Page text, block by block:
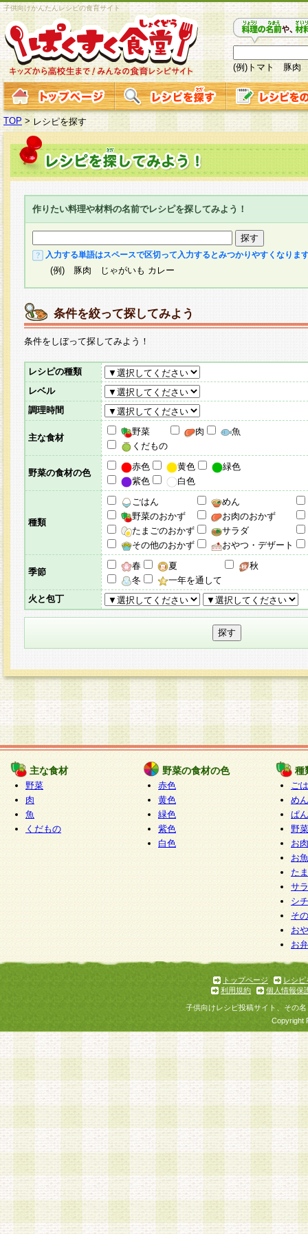
子供向けかんたんレシピの食育サイト
(例)トマト 豚肉
TOP > レシピを探す
作りたい料理や材料の名前でレシピを探してみよう！
入力する単語はスペースで区切って入力するとみつかりやすくなりま
(例) 豚肉 じゃがいも カレー
条件を絞って探してみよう
条件をしぼって探してみよう！
レシピの種類
レベル
調理時間
主な食材
野菜 肉
魚
くだもの
野菜の食材の色
赤色 黄色
緑色
紫色
白色
種類
ごはん
めん
野菜のおかず
お肉のおかず
たまごのおかず
サラダ
その他のおかず
おやつ・デザート
季節
春 夏
秋
冬
一年を通して
火と包丁
主な食材
野菜
肉
魚
くだもの
野菜の食材の色
赤色
黄色
緑色
紫色
白色
種
ご
めん
ぱん
野
お
お
た
サ
シ
そ
お
お
トップページ
レシピ
利用規約
個人情報保
子供向けレシピ投稿サイト、その
Copyright